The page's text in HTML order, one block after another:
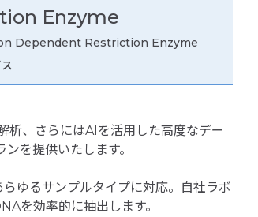
Enzyme
Dependent Restriction Enzyme
析、さらにはAIを活用した高度なデー
を提供いたします。
ゆるサンプルタイプに対応。自社ラボ
を効率的に抽出します。